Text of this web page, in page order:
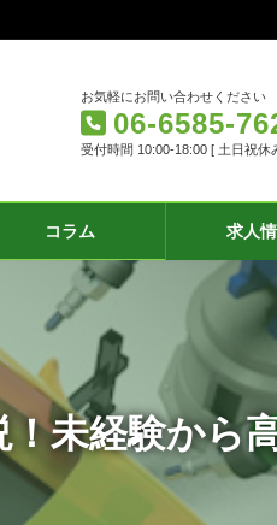
お気軽にお問い合わせください
06-6585-
受付時間 10:00-18:00 [ 土日祝休
コラム 求人
未経験から